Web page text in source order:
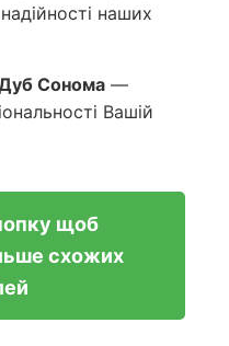
наших
Сонома —
Вашій
щоб
схожих